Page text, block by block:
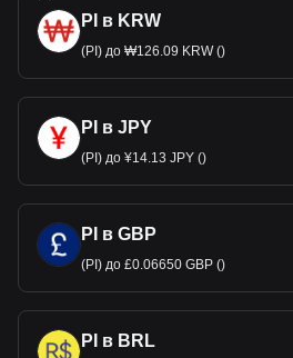
PI в KRW
(PI) до ₩126.09 KRW ()
PI в JPY
(PI) до ¥14.13 JPY ()
PI в GBP
(PI) до £0.06650 GBP ()
PI в BRL